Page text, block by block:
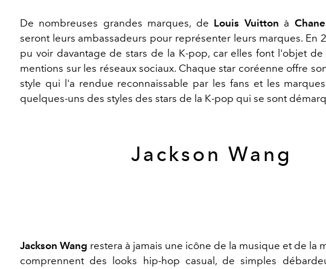
De nombreuses grandes marques, de Louis Vuitton à Chanel
seront leurs ambassadeurs pour représenter leurs marques. En
pu voir davantage de stars de la K-pop, car elles font l'objet
mentions sur les réseaux sociaux. Chaque star coréenne offre
style qui l'a rendue reconnaissable par les fans et les
quelques-uns des styles des stars de la K-pop qui se sont
Jackson Wang
Jackson Wang restera à jamais une icône de la musique et de la
comprennent des looks hip-hop casual, de simples